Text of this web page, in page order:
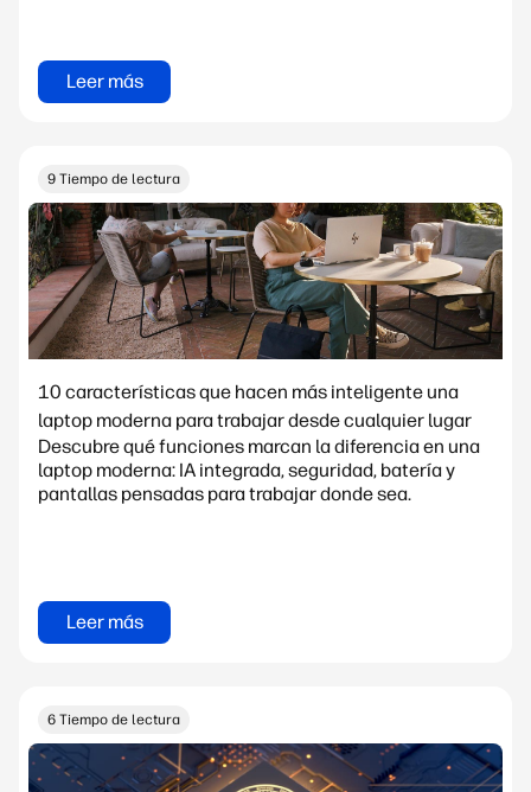
Leer más
9 Tiempo de lectura
10 características que hacen más inteligente una
laptop moderna para trabajar desde cualquier lugar
Descubre qué funciones marcan la diferencia en una
laptop moderna: IA integrada, seguridad, batería y
pantallas pensadas para trabajar donde sea.
Leer más
6 Tiempo de lectura